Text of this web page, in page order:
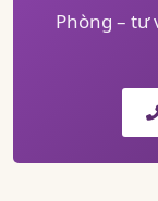
Phòng – tư